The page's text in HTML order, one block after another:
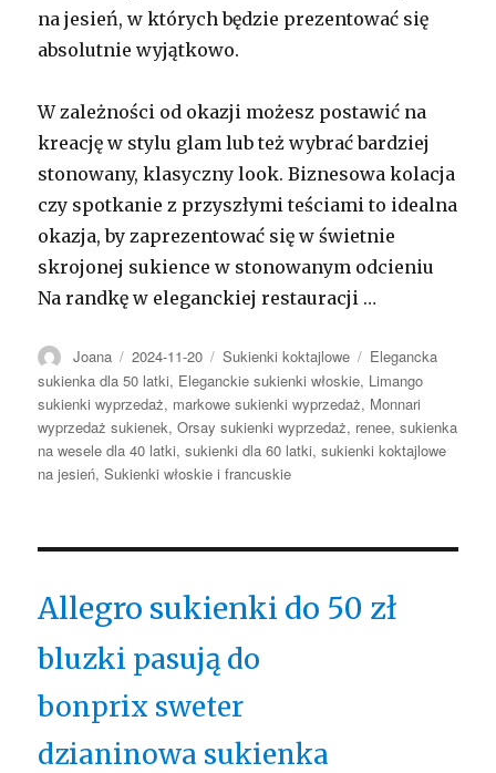
na jesień, w których będzie prezentować się
absolutnie wyjątkowo.
W zależności od okazji możesz postawić na
kreację w stylu glam lub też wybrać bardziej
stonowany, klasyczny look. Biznesowa kolacja
czy spotkanie z przyszłymi teściami to idealna
okazja, by zaprezentować się w świetnie
skrojonej sukience w stonowanym odcieniu
Na randkę w eleganckiej restauracji …
Autor
Joana Opublikowano
2024-11-20 Kategorie
Sukienki koktajlowe Tagi
Elegancka
sukienka dla 50 latki, Eleganckie sukienki włoskie, Limango
sukienki wyprzedaż, markowe sukienki wyprzedaż, Monnari
wyprzedaż sukienek,Orsay sukienki wyprzedaż, renee,sukienka
na wesele dla 40 latki,sukienki dla 60 latki,sukienki koktajlowe
na jesień,Sukienki włoskie i francuskie
Allegro sukienki do 50 zł
bluzki pasują do
bonprix sweter
dzianinowa sukienka